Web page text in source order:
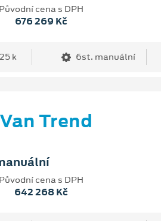
Původní cena s DPH
676 269 Kč
k 6st. manuální
Trend
Původní cena s DPH
642 268 Kč